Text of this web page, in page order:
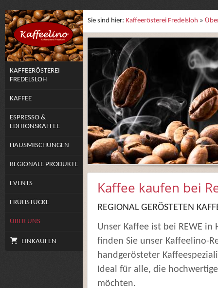
KAFFEERÖSTEREI
FREDELSLOH
KAFFEE
ESPRESSO &
EDITIONSKAFFEE
HAUSMISCHUNGEN
REGIONALE PRODUKTE
EVENTS
FRÜHSTÜCKE
ÜBER UNS
EINKAUFEN
Sie sind hier: Kaffeerösterei Fredelsloh »
Kaffee kaufen bei
REGIONAL GERÖSTETEN
Unser Kaffee ist bei REWE
finden Sie unser Kaffeelino-
handgerösteter
Ideal für alle, die
möchten.